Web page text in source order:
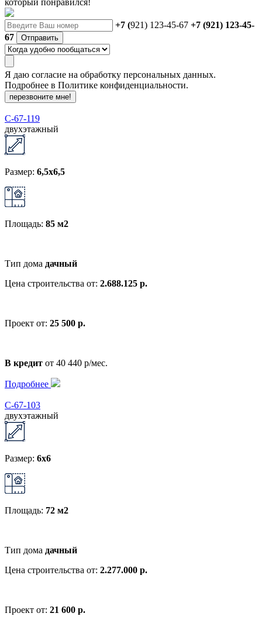
+7 (921) 123-45-67 +7 (921) 123-45-
67
Отправить
Я даю согласие на обработку персональных данных.
Подробнее в Политике конфиденциальности.
перезвоните мне!
С-67-119
двухэтажный
Размер: 6,5x6,5
Площадь: 85 м2
Тип дома дачный
Цена строительства от: 2.688.125 р.
Проект от: 25 500 р.
В кредит от 40 440 р/мес.
Подробнее
С-67-103
двухэтажный
Размер: 6x6
Площадь: 72 м2
Тип дома дачный
Цена строительства от: 2.277.000 р.
Проект от: 21 600 р.